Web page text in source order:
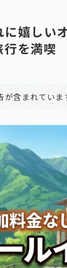
嬉しい
を満喫
含まれていま